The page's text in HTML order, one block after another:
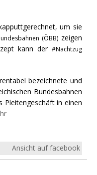
um sie
(ÖBB) zeigen
kann der #Nachtzug
bezeichnete und
Bundesbahnen
Pleitengeschäft in einen
Ansicht auf facebook